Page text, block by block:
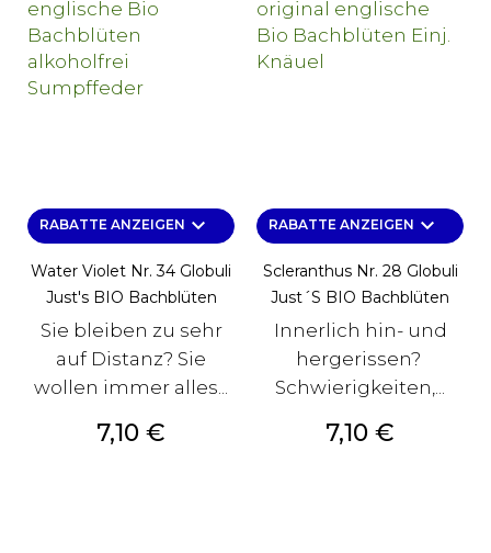
RABATTE ANZEIGEN keyboard_arrow_down
Water Violet Nr. 34 Globuli
Just's BIO Bachblüten
Sie bleiben zu sehr
auf Distanz? Sie
wollen immer alles...
Preis
7,10 €
RABATTE ANZEIGEN keyboard_arrow_down
Scleranthus Nr. 28 Globuli
Just´s BIO Bachblüten
Innerlich hin- und
hergerissen?
Schwierigkeiten,...
Preis
7,10 €